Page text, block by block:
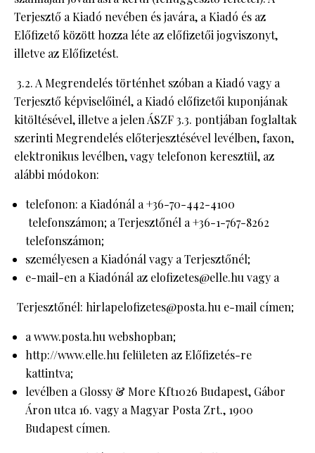
Terjesztő a Kiadó nevében és javára, a Kiadó és az
Előfizető között hozza léte az előfizetői jogviszonyt,
illetve az Előfizetést.
3.2. A Megrendelés történhet szóban a Kiadó vagy a
Terjesztő képviselőinél, a Kiadó előfizetői kuponjának
kitöltésével, illetve a jelen ÁSZF 3.3. pontjában foglaltak
szerinti Megrendelés előterjesztésével levélben, faxon,
elektronikus levélben, vagy telefonon keresztül, az
alábbi módokon:
telefonon: a Kiadónál a +36-70-442-4100
telefonszámon; a Terjesztőnél a +36-1-767-8262
telefonszámon;
személyesen a Kiadónál vagy a Terjesztőnél;
e-mail-en a Kiadónál az elofizetes@elle.hu vagy a
Terjesztőnél: hirlapelofizetes@posta.hu e-mail címen;
a www.posta.hu webshopban;
http://www.elle.hu felületen az Előfizetés-re
kattintva;
levélben a Glossy & More Kft1026 Budapest, Gábor
Áron utca 16. vagy a Magyar Posta Zrt., 1900
Budapest címen.